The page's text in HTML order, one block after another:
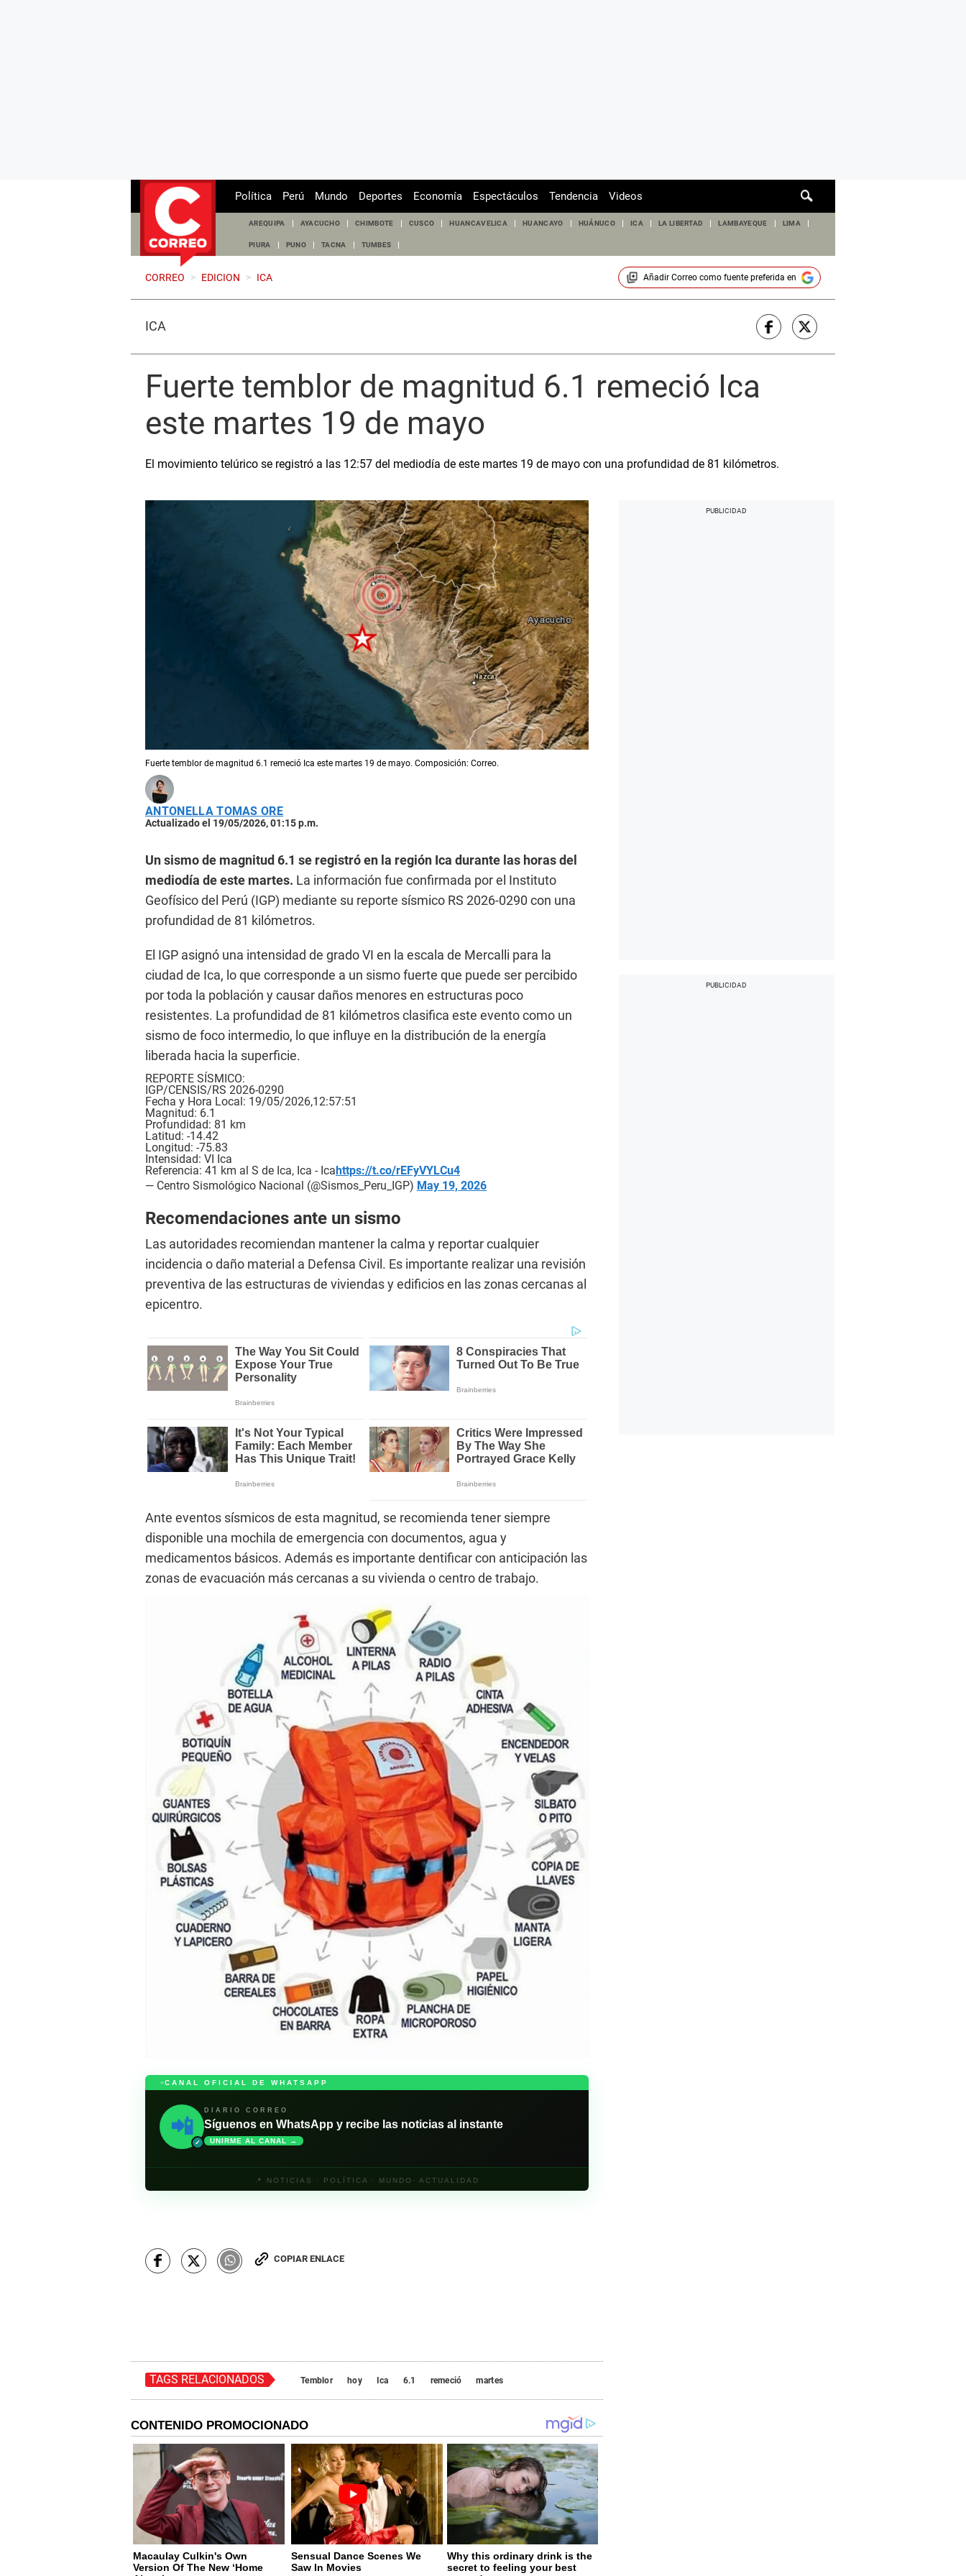
de
Política Perú Mundo Deportes Economía Espectáculos Tendencia Videos
AREQUIPA AYACUCHO CHIMBOTE CUSCO HUANCAVELICA HUANCAYO HUÁNUCO ICA LA LIBERTAD LAMBAYEQUE LIMA
PIURA PUNO TACNA TUMBES
CORREO > EDICION > ICA Añadir Correocomo fuente preferida en
ICA
Fuerte temblor de magnitud 6.1 remeció Ica
este martes 19 de mayo
El movimiento telúrico se registró a las 12:57 del mediodía de este martes 19 de mayo con una profundidad de 81 kilómetros.
Fuerte temblor de magnitud 6.1 remeció Ica este martes 19 de mayo. Composición: Correo.
ANTONELLA TOMAS ORE
Actualizado el 19/05/2026, 01:15 p.m.
Un sismo de magnitud 6.1 se registró en la región Ica durante las horas del
mediodía de este martes. La información fue confirmada por el Instituto
Geofísico del Perú (IGP) mediante su reporte sísmico RS 2026-0290 con una
profundidad de 81 kilómetros.
El IGP asignó una intensidad de grado VI en la escala de Mercalli para la
ciudad de Ica, lo que corresponde a un sismo fuerte que puede ser percibido
por toda la población y causar daños menores en estructuras poco
resistentes. La profundidad de 81 kilómetros clasifica este evento como un
sismo de foco intermedio, lo que influye en la distribución de la energía
liberada hacia la superficie.
REPORTE SÍSMICO:
IGP/CENSIS/RS 2026-0290
Fecha y Hora Local: 19/05/2026,12:57:51
Magnitud: 6.1
Profundidad: 81 km
Latitud: -14.42
Longitud: -75.83
Intensidad: VI Ica
Referencia: 41 km al S de Ica, Ica - Icahttps://t.co/rEFyVYLCu4
— Centro Sismológico Nacional (@Sismos_Peru_IGP) May 19, 2026
Recomendaciones ante un sismo
Las autoridades recomiendan mantener la calma y reportar cualquier
incidencia o daño material a Defensa Civil. Es importante realizar una revisión
preventiva de las estructuras de viviendas y edificios en las zonas cercanas al
epicentro.
Ante eventos sísmicos de esta magnitud, se recomienda tener siempre
disponible una mochila de emergencia con documentos, agua y
medicamentos básicos. Además es importante dentificar con anticipación las
zonas de evacuación más cercanas a su vivienda o centro de trabajo.
CANAL OFICIAL DE WHATSAPP
📲
✓
DIARIO CORREO
Síguenos en WhatsApp y recibe las noticias al instante
UNIRME AL CANAL →
📍 NOTICIAS · POLÍTICA · MUNDO· ACTUALIDAD
COPIAR ENLACE
TAGS RELACIONADOS Temblor hoy Ica 6.1 remeció martes